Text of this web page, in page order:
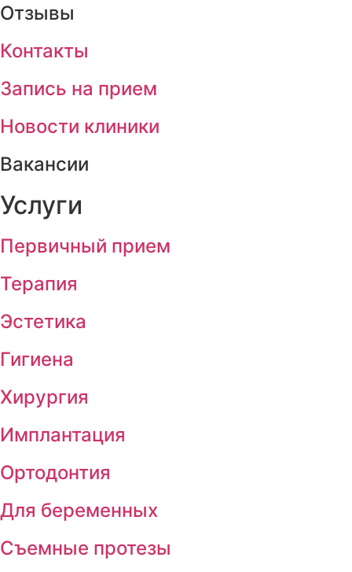
Отзывы
Контакты
Запись на прием
Новости клиники
Вакансии
Услуги
Первичный прием
Терапия
Эстетика
Гигиена
Хирургия
Имплантация
Ортодонтия
Для беременных
Съемные протезы